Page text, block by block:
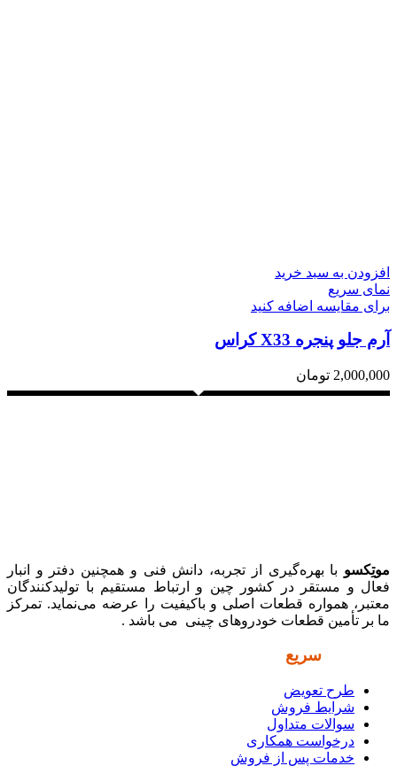
افزودن به سبد خرید
نمای سریع
برای مقایسه اضافه کنید
آرم جلو پنجره X33 کراس
2,000,000 تومان
موتِکسو با بهره‌گیری از تجربه، دانش فنی و همچنین دفتر و انبار
فعال و مستقر در کشور چین و ارتباط مستقیم با تولیدکنندگان
معتبر، همواره قطعات اصلی و باکیفیت را عرضه می‌نماید. تمرکز
ما بر تأمین قطعات خودروهای چینی می باشد .
سریع
طرح تعویض
شرایط فروش
سوالات متداول
درخواست همکاری
خدمات پس از فروش